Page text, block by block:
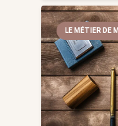
LE MÉTIER DE